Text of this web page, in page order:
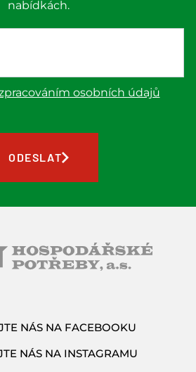
nabídkách.
osobních údajů
ODESLAT
NÁS NA FACEBOOKU
NÁS NA INSTAGRAMU